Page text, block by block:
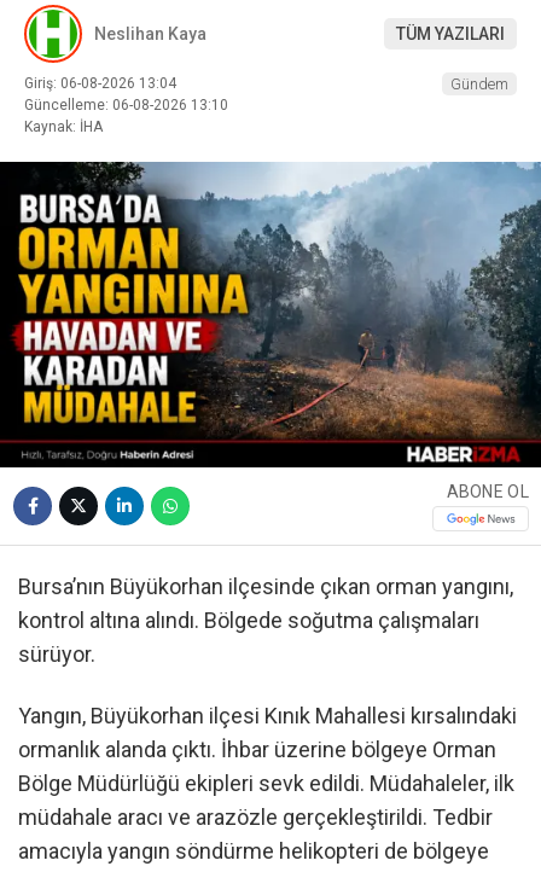
Neslihan Kaya TÜM YAZILARI
Giriş: 06-08-2026 13:04
Güncelleme: 06-08-2026 13:10
Kaynak: İHA
Gündem
ABONE OL
Bursa’nın Büyükorhan ilçesinde çıkan orman yangını,
kontrol altına alındı. Bölgede soğutma çalışmaları
sürüyor.
Yangın, Büyükorhan ilçesi Kınık Mahallesi kırsalındaki
ormanlık alanda çıktı. İhbar üzerine bölgeye Orman
Bölge Müdürlüğü ekipleri sevk edildi. Müdahaleler, ilk
müdahale aracı ve arazözle gerçekleştirildi. Tedbir
amacıyla yangın söndürme helikopteri de bölgeye